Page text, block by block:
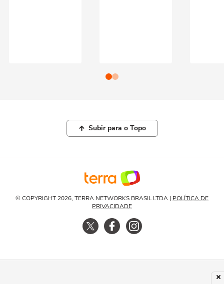
Subir para o Topo
© COPYRIGHT 2026, TERRA NETWORKS BRASIL LTDA | POLÍTICA DE
PRIVACIDADE